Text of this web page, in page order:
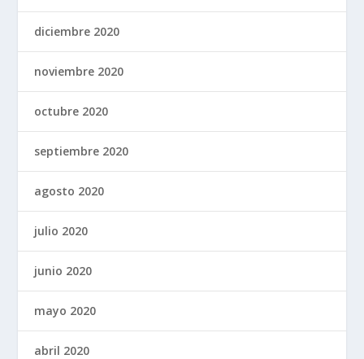
diciembre 2020
noviembre 2020
octubre 2020
septiembre 2020
agosto 2020
julio 2020
junio 2020
mayo 2020
abril 2020